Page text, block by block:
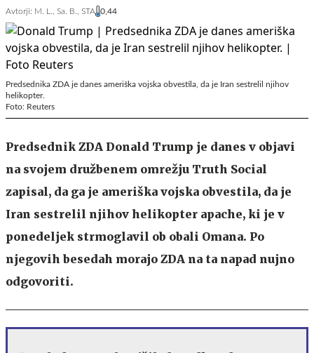
Avtorji: M. L., Sa. B., STA 0,44
Predsednika ZDA je danes ameriška vojska obvestila, da je Iran sestrelil njihov
helikopter.
Foto: Reuters
Predsednik ZDA Donald Trump je danes v objavi
na svojem družbenem omrežju Truth Social
zapisal, da ga je ameriška vojska obvestila, da je
Iran sestrelil njihov helikopter apache, ki je v
ponedeljek strmoglavil ob obali Omana. Po
njegovih besedah morajo ZDA na ta napad nujno
odgovoriti.